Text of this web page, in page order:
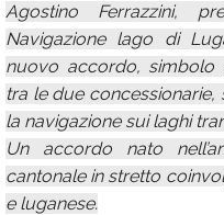
Agostino Ferrazzini,
Navigazione lago di
nuovo accordo, simbolo
tra le due
la navigazione sui laghi
Un accordo nato
cantonale in stretto
e luganese.